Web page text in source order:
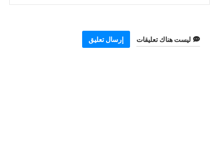
ليست هناك تعليقات إرسال تعليق